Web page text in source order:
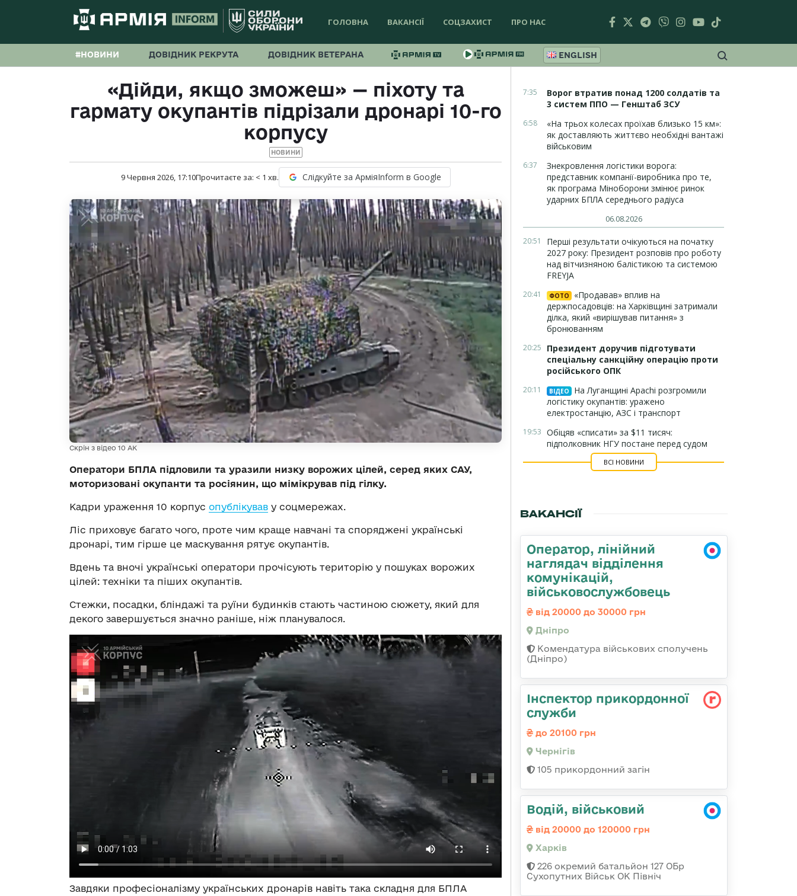
ГОЛОВНА ВАКАНСІЇ СОЦЗАХИСТ ПРО НАС
#НОВИНИ ДОВІДНИК РЕКРУТА ДОВІДНИК ВЕТЕРАНА ENGLISH
«Дійди, якщо зможеш» — піхоту та
гармату окупантів підрізали дронарі 10-го
корпусу
НОВИНИ
9 Червня 2026, 17:10Прочитаєте за: < 1 хв. Слідкуйте за АрміяInform в Google
Скрін з відео 10 АК
Оператори БПЛА підловили та уразили низку ворожих цілей, серед яких САУ,
моторизовані окупанти та росіянин, що мімікрував під гілку.
Кадри ураження 10 корпус опублікував у соцмережах.
Ліс приховує багато чого, проте чим краще навчані та споряджені українські
дронарі, тим гірше це маскування рятує окупантів.
Вдень та вночі українські оператори прочісують територію у пошуках ворожих
цілей: техніки та піших окупантів.
Стежки, посадки, бліндажі та руїни будинків стають частиною сюжету, який для
декого завершується значно раніше, ніж планувалося.
Завдяки професіоналізму українських дронарів навіть така складня для БПЛА
7:35
Ворог втратив понад 1200 солдатів та
3 систем ППО — Генштаб ЗСУ
6:58
«На трьох колесах проїхав близько 15 км»:
як доставляють життєво необхідні вантажі
військовим
6:37
Знекровлення логістики ворога:
представник компанії-виробника про те,
як програма Міноборони змінює ринок
ударних БПЛА середнього радіуса
06.08.2026
20:51
Перші результати очікуються на початку
2027 року: Президент розповів про роботу
над вітчизняною балістикою та системою
FREYJA
20:41 ФОТО
«Продавав» вплив на
держпосадовців: на Харківщині затримали
ділка, який «вирішував питання» з
бронюванням
20:25
Президент доручив підготувати
спеціальну санкційну операцію проти
російського ОПК
20:11 ВІДЕО
На Луганщині Apachi розгромили
логістику окупантів: уражено
електростанцію, АЗС і транспорт
19:53 Обіцяв «списати» за $11 тисяч:
підполковник НГУ постане перед судом
ВСІ НОВИНИ
ВАКАНСІЇ
Оператор, лінійний
наглядач відділення
комунікацій,
військовослужбовець
від 20000 до 30000 грн
Дніпро
Комендатура військових сполучень
(Дніпро)
Інспектор прикордонної
служби
до 20100 грн
Чернігів
105 прикордонний загін
Водій, військовий
від 20000 до 120000 грн
Харків
226 окремий батальйон 127 ОБр
Сухопутних Військ ОК Північ